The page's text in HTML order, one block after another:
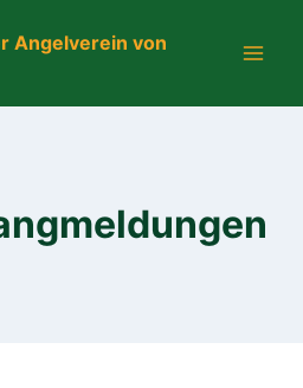
Angelverein von